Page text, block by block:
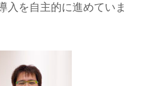
入を自主的に進めていま